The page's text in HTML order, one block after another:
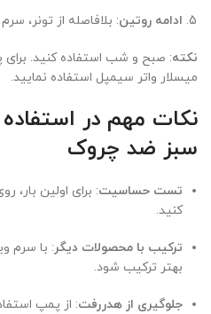
ادامه روتین: بلافاصله از تونر،
نکته: صبح و شب استفاده کنید. برای
میسلار واتر سیمپل استفاده نمایید.
نکات مهم در
سبز ضد چروک
تست حساسیت: برای اولین
کنید.
ترکیب با محصولات دیگر
بهتر ترکیب شود.
جلوگیری از هدررفت: از پمپ